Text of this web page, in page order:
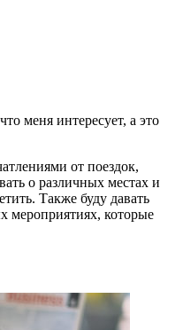
меня интересует, а это
от поездок,
о различных местах и
Также буду давать
мероприятиях, которые